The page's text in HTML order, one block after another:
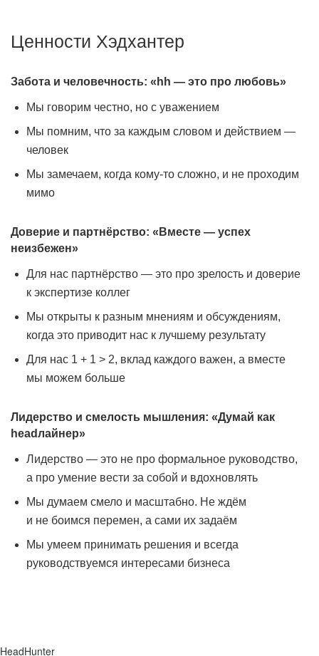
Ценности Хэдхантер
Забота и человечность: «hh — это про любовь»
Мы говорим честно, но с уважением
Мы помним, что за каждым словом и действием —
человек
Мы замечаем, когда кому-то сложно, и не проходим
мимо
Доверие и партнёрство: «Вместе — успех
неизбежен»
Для нас партнёрство — это про зрелость и доверие
к экспертизе коллег
Мы открыты к разным мнениям и обсуждениям,
когда это приводит нас к лучшему результату
Для нас 1 + 1 > 2, вклад каждого важен, а вместе
мы можем больше
Лидерство и смелость мышления: «Думай как
headлайнер»
Лидерство — это не про формальное руководство,
а про умение вести за собой и вдохновлять
Мы думаем смело и масштабно. Не ждём
и не боимся перемен, а сами их задаём
Мы умеем принимать решения и всегда
руководствуемся интересами бизнеса
HeadHunter